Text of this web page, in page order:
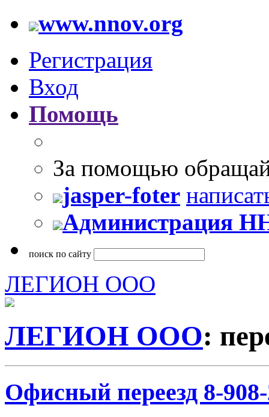
www.nnov.org
Регистрация
Вход
Помощь
За помощью
jasper-foter
Администрация
поиск по сайту
ЛЕГИОН ООО
ЛЕГИОН ООО:
Офисный переезд 8-